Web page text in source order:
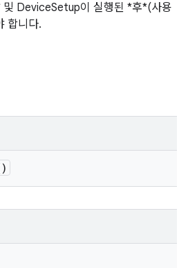
및 DeviceSetup이 실행된 *후*(사용
합니다.